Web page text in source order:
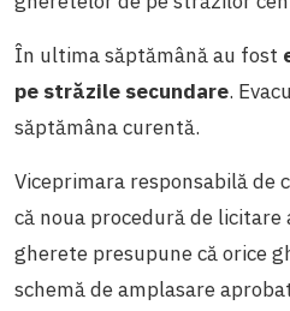
În ultima săptămână au fost
pe străzile secundare.
săptămâna curentă.
Viceprimara responsabilă de
că noua procedură de
gherete presupune că orice
schemă de amplasare